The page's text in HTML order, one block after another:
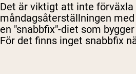
Det är viktigt att inte förväxla
måndagsåterställningen
en "snabbfix"-diet som
För det finns inget snabbfix